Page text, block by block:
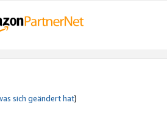
sich geändert hat)